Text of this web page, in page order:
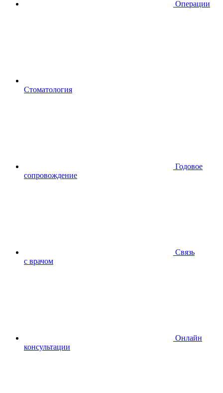
Операции
Стоматология
Годовое
сопровождение
Связь
с врачом
Онлайн
консультации